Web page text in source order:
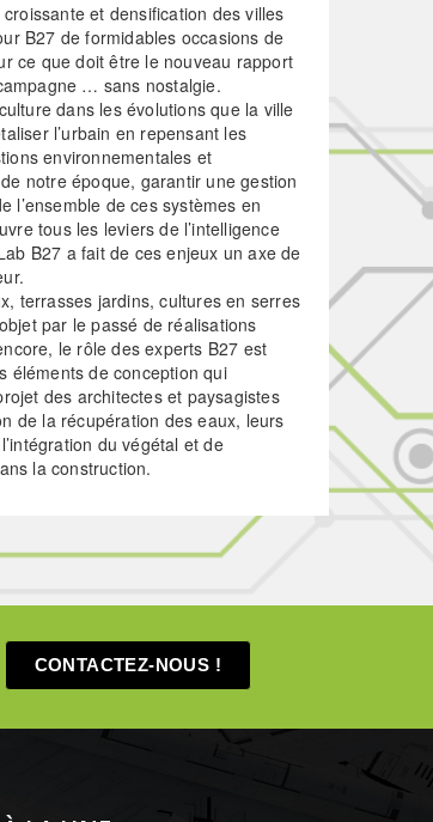
et densification des villes
B27 de formidables occasions de
ce que doit être le nouveau rapport
… sans nostalgie.
dans les évolutions que la ville
l’urbain en repensant les
environnementales et
notre époque, garantir une gestion
l’ensemble de ces systèmes en
tous les leviers de l’intelligence
B27 a fait de ces enjeux un axe de
terrasses jardins, cultures en serres
par le passé de réalisations
le rôle des experts B27 est
éléments de conception qui
des architectes et paysagistes
de la récupération des eaux, leurs
du végétal et de
la construction.
CONTACTEZ-NOUS !